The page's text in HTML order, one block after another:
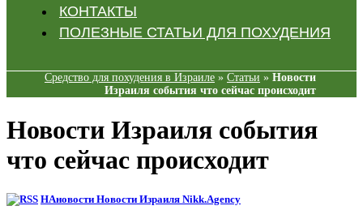
КОНТАКТЫ
ПОЛЕЗНЫЕ СТАТЬИ ДЛЯ ПОХУДЕНИЯ
Средство для похудения в Израиле » Статьи » Новости
Израиля события что сейчас происходит
Новости Израиля события
что сейчас происходит
НАновости Новости Израиля Nikk.Agency